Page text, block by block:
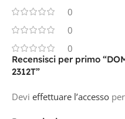
0
0
0
Recensisci per primo
2312T”
Devi effettuare l’accesso